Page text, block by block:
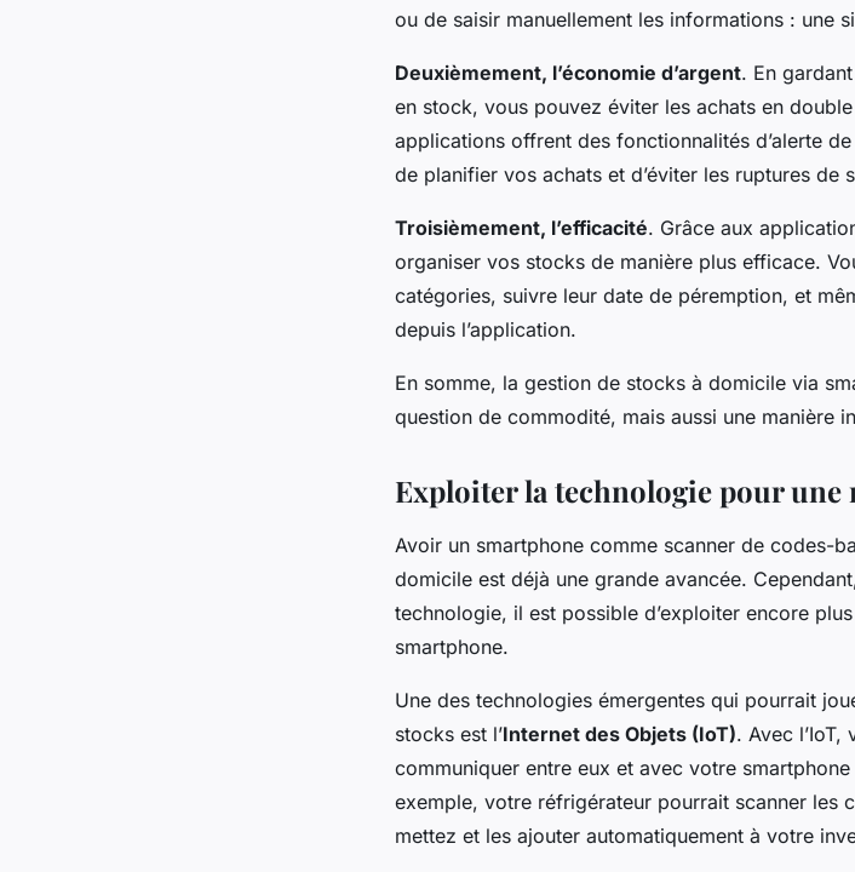
ou de saisir manuellement les informations : une
Deuxièmement, l’économie d’argent. En
en stock, vous pouvez éviter les achats en
applications offrent des fonctionnalités d’alerte
de planifier vos achats et d’éviter les ruptures de
Troisièmement, l’efficacité. Grâce aux
organiser vos stocks de manière plus efficace.
catégories, suivre leur date de péremption, et
depuis l’application.
En somme, la gestion de stocks à domicile via
question de commodité, mais aussi une manière
Exploiter la technologie pour
Avoir un smartphone comme scanner de codes-
domicile est déjà une grande avancée.
technologie, il est possible d’exploiter encore
smartphone.
Une des technologies émergentes qui pourrait
stocks est l’Internet des Objets (IoT). Avec
communiquer entre eux et avec votre
exemple, votre réfrigérateur pourrait scanner les
mettez et les ajouter automatiquement à votre